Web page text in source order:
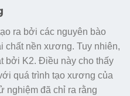
ra bởi các nguyên bào
chất nền xương. Tuy nhiên,
bởi K2. Điều này cho thấy
quá trình tạo xương của
nghiệm đã chỉ ra rằng